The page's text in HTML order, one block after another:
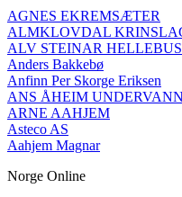
AGNES EKREMSÆTER
ALMKLOVDAL
ALV STEINAR
Anders Bakkebø
Anfinn Per Skorge Eriksen
ANS ÅHEIM
ARNE AAHJEM
Asteco AS
Aahjem Magnar
Norge Online